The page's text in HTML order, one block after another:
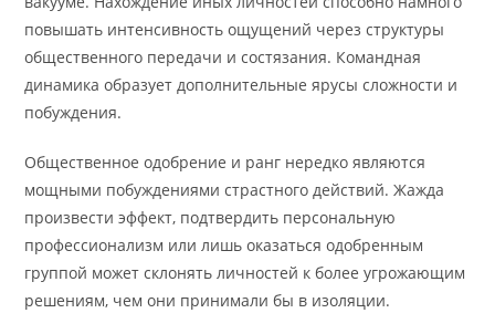
повышать интенсивность ощущений через структуры
общественного передачи и состязания. Командная
динамика образует дополнительные ярусы сложности и
побуждения.
Общественное одобрение и ранг нередко являются
мощными побуждениями страстного действий. Жажда
произвести эффект, подтвердить персональную
профессионализм или лишь оказаться одобренным
группой может склонять личностей к более угрожающим
решениям, чем они принимали бы в изоляции.